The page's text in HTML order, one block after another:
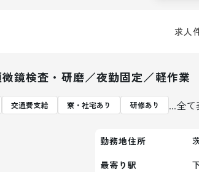
求人
鏡検査・研磨／夜勤固定／軽作業
交通費支給 寮・社宅あり 研修あり ...全て
勤務地住所
最寄り駅